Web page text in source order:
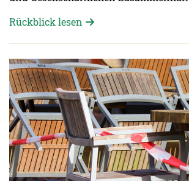
Rückblick lesen
Detailansicht öffnen: